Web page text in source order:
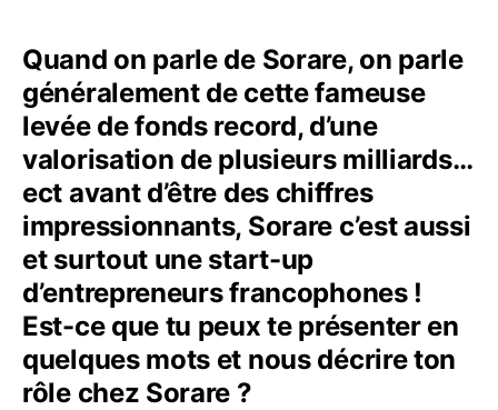
Quand on parle de Sorare, on parle
généralement de cette fameuse
levée de fonds record, d’une
valorisation de plusieurs milliards…
ect avant d’être des chiffres
impressionnants, Sorare c’est aussi
et surtout une start-up
d’entrepreneurs francophones !
Est-ce que tu peux te présenter en
quelques mots et nous décrire ton
rôle chez Sorare ?